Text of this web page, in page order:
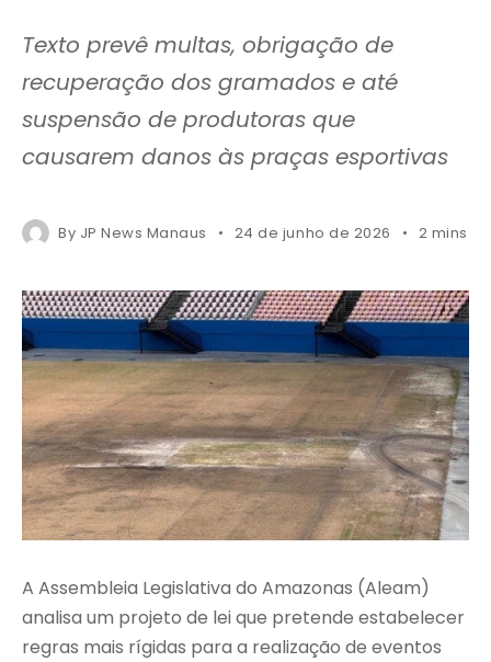
Texto prevê multas, obrigação de
recuperação dos gramados e até
suspensão de produtoras que
causarem danos às praças esportivas
By JP News Manaus 24 de junho de 2026 2 mins
A Assembleia Legislativa do Amazonas (Aleam)
analisa um projeto de lei que pretende estabelecer
regras mais rígidas para a realização de eventos